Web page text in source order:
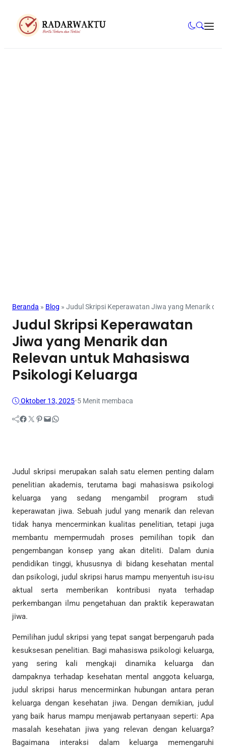
Beranda » Blog » Judul Skripsi Keperawatan Jiwa yang Menarik
Judul Skripsi Keperawatan
Jiwa yang Menarik dan
Relevan untuk Mahasiswa
Psikologi Keluarga
Oktober 13, 2025•5 Menit membaca
Facebook Twitter Pinterest Mail WhatsApp
Judul skripsi merupakan salah satu elemen penting dalam
penelitian akademis, terutama bagi mahasiswa psikologi
keluarga yang sedang mengambil program studi
keperawatan jiwa. Sebuah judul yang menarik dan relevan
tidak hanya mencerminkan kualitas penelitian, tetapi juga
membantu mempermudah proses pemilihan topik dan
pengembangan konsep yang akan diteliti. Dalam dunia
pendidikan tinggi, khususnya di bidang kesehatan mental
dan psikologi, judul skripsi harus mampu menyentuh isu-isu
aktual serta memberikan kontribusi nyata terhadap
perkembangan ilmu pengetahuan dan praktik keperawatan
jiwa.
Pemilihan judul skripsi yang tepat sangat berpengaruh pada
kesuksesan penelitian. Bagi mahasiswa psikologi keluarga,
yang sering kali mengkaji dinamika keluarga dan
dampaknya terhadap kesehatan mental anggota keluarga,
judul skripsi harus mencerminkan hubungan antara peran
keluarga dengan kesehatan jiwa. Dengan demikian, judul
yang baik harus mampu menjawab pertanyaan seperti: Apa
masalah kesehatan jiwa yang relevan dengan keluarga?
Bagaimana interaksi dalam keluarga memengaruhi